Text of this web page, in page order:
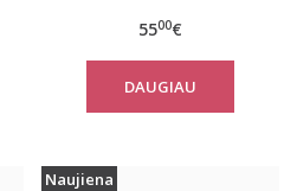
5500€
DAUGIAU
Naujiena